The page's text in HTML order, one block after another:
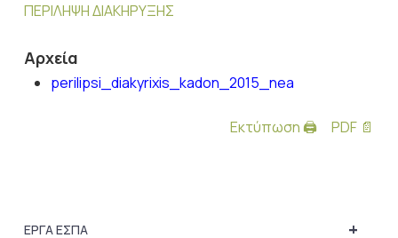
ΠΕΡΙΛΗΨΗ ΔΙΑΚΗΡΥΞΗΣ
Αρχεία
perilipsi_diakyrixis_kadon_2015_nea
Εκτύπωση 🖨 PDF 📄
+
ΕΡΓΑ ΕΣΠΑ